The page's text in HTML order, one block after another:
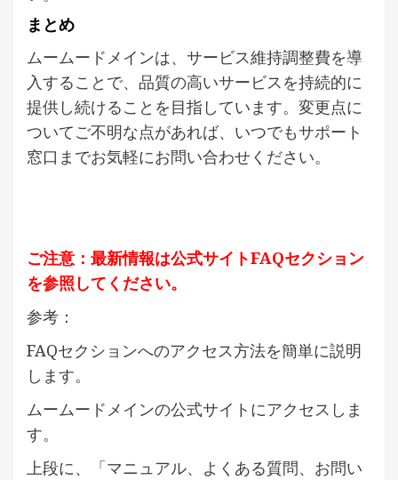
まとめ
ムームードメインは、サービス維持調整費を導
入することで、品質の高いサービスを持続的に
提供し続けることを目指しています。変更点に
ついてご不明な点があれば、いつでもサポート
窓口までお気軽にお問い合わせください。
ご注意：最新情報は公式サイトFAQセクション
を参照してください。
参考：
FAQセクションへのアクセス方法を簡単に説明
します。
ムームードメインの公式サイトにアクセスしま
す。
上段に、「マニュアル、よくある質問、お問い